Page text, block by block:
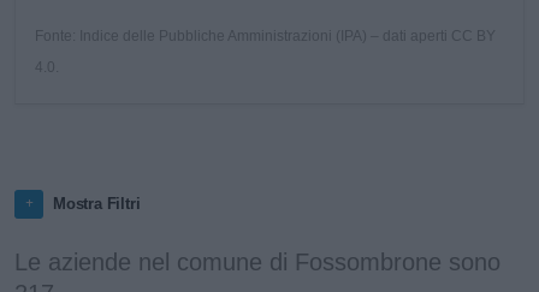
Fonte: Indice delle Pubbliche Amministrazioni (IPA) – dati aperti CC BY
Mostra Filtri
Le aziende nel comune di Fossombrone sono